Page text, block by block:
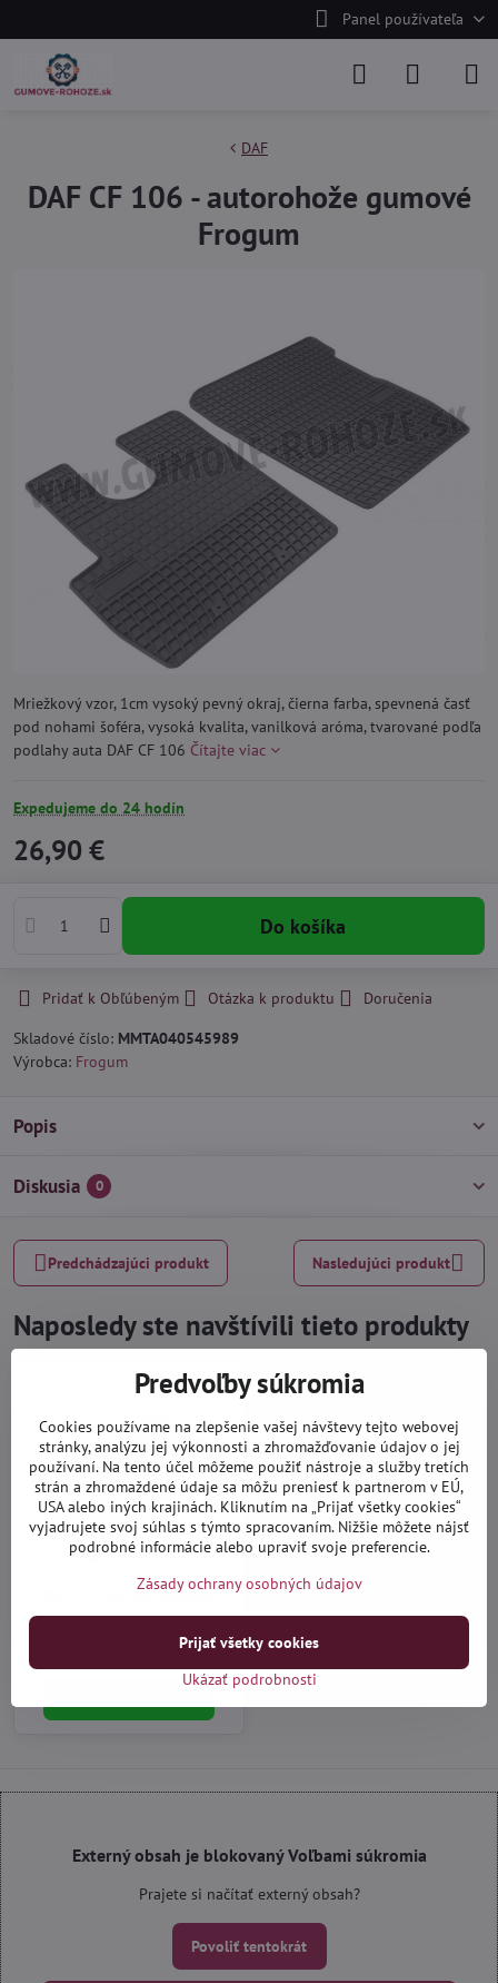
Panel používateľa
DAF
DAF CF 106 - autorohože gumové
Frogum
Mriežkový vzor, 1cm vysoký pevný okraj, čierna farba, spevnená časť
pod nohami šoféra, vysoká kvalita, vanilková aróma, tvarované podľa
podlahy auta DAF CF 106 Čítajte viac
Expedujeme do 24 hodín
26,90 €
Do košíka
Pridať k Obľúbeným Otázka k produktu
Doručenia
Skladové číslo: MMTA040545989
Výrobca: Frogum
Popis
Diskusia 0
Predchádzajúci produkt Nasledujúci produkt
Naposledy ste navštívili tieto produkty
DAF CF 106 - autorohože
gumové Frogum
Expedujeme do 24 hodín
Externý obsah je blokovaný Voľbami súkromia
Prajete si načítať externý obsah?
Povoliť tentokrát
Predvoľby súkromia
Cookies používame na zlepšenie vašej návštevy tejto webovej
stránky, analýzu jej výkonnosti a zhromažďovanie údajov o jej
používaní. Na tento účel môžeme použiť nástroje a služby tretích
strán a zhromaždené údaje sa môžu preniesť k partnerom v EÚ,
USA alebo iných krajinách. Kliknutím na „Prijať všetky cookies“
vyjadrujete svoj súhlas s týmto spracovaním. Nižšie môžete nájsť
podrobné informácie alebo upraviť svoje preferencie.
Zásady ochrany osobných údajov
Ukázať podrobnosti
Prijať všetky cookies